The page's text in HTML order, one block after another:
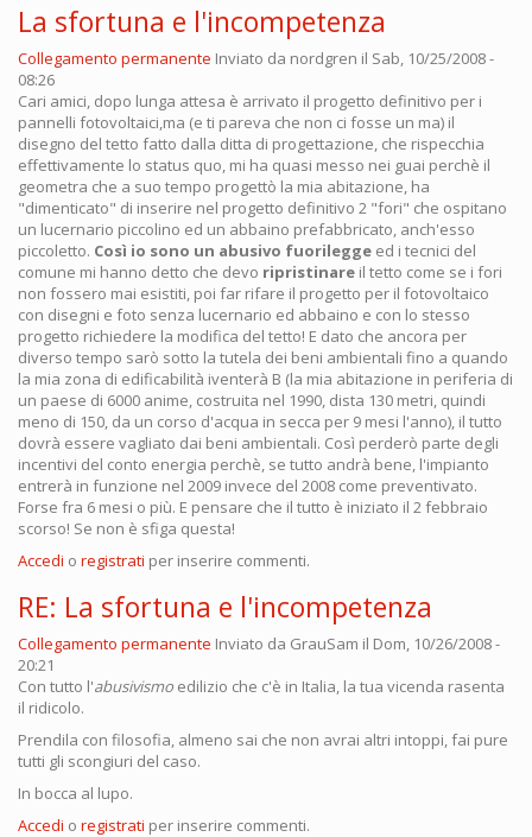
La sfortuna e l'incompetenza
Collegamento permanente Inviato da nordgren il Sab, 10/25/2008 -
08:26
Cari amici, dopo lunga attesa è arrivato il progetto definitivo per i
pannelli fotovoltaici,ma (e ti pareva che non ci fosse un ma) il
disegno del tetto fatto dalla ditta di progettazione, che rispecchia
effettivamente lo status quo, mi ha quasi messo nei guai perchè il
geometra che a suo tempo progettò la mia abitazione, ha
"dimenticato" di inserire nel progetto definitivo 2 "fori" che ospitano
un lucernario piccolino ed un abbaino prefabbricato, anch'esso
piccoletto. Così io sono un abusivo fuorilegge ed i tecnici del
comune mi hanno detto che devo ripristinare il tetto come se i fori
non fossero mai esistiti, poi far rifare il progetto per il fotovoltaico
con disegni e foto senza lucernario ed abbaino e con lo stesso
progetto richiedere la modifica del tetto! E dato che ancora per
diverso tempo sarò sotto la tutela dei beni ambientali fino a quando
la mia zona di edificabilità iventerà B (la mia abitazione in periferia di
un paese di 6000 anime, costruita nel 1990, dista 130 metri, quindi
meno di 150, da un corso d'acqua in secca per 9 mesi l'anno), il tutto
dovrà essere vagliato dai beni ambientali. Così perderò parte degli
incentivi del conto energia perchè, se tutto andrà bene, l'impianto
entrerà in funzione nel 2009 invece del 2008 come preventivato.
Forse fra 6 mesi o più. E pensare che il tutto è iniziato il 2 febbraio
scorso! Se non è sfiga questa!
Accedi o registrati per inserire commenti.
RE: La sfortuna e l'incompetenza
Collegamento permanente Inviato da GrauSam il Dom, 10/26/2008 -
20:21
Con tutto l'abusivismo edilizio che c'è in Italia, la tua vicenda rasenta
il ridicolo.
Prendila con filosofia, almeno sai che non avrai altri intoppi, fai pure
tutti gli scongiuri del caso.
In bocca al lupo.
Accedi o registrati per inserire commenti.